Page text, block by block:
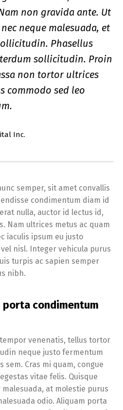
non gravida ante. Ut
neque malesuada, et
Phasellus
sollicitudin. Proin
non tortor ultrices
commodo sed leo
Inc.
semper, sit amet convallis
condimentum diam id
nulla, auctor id lectus id,
Nam ultrices metus ac quam
iaculis ipsum eu justo
nisl. Integer vehicula purus
turpis ac sapien semper
nibh.
condimentum
venenatis, tellus tortor
neque justo fermentum
sem. Cras mi quam, congue
vitae felis. Quisque
at molestie purus
odio. Aliquam porta